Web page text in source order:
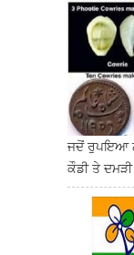
ਜਦੋਂ ਰੁਪਇਆ
ਕੌਡੀ ਤੇ ਦਮੜੀ